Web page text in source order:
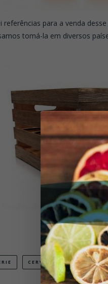
referências para a venda
tomá-la em diversos
CERVEJA COM CAFÉ